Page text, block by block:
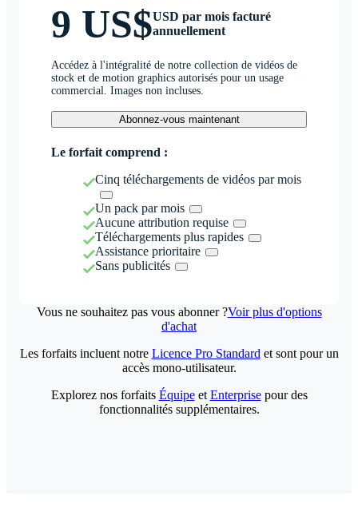
9 US$USD par mois facturé
annuellement
Accédez à l'intégralité de notre collection de vidéos de
stock et de motion graphics autorisés pour un usage
commercial. Images non incluses.
Abonnez-vous maintenant
Le forfait comprend :
Cinq téléchargements de vidéos par mois
Un pack par mois
Aucune attribution requise
Téléchargements plus rapides
Assistance prioritaire
Sans publicités
Vous ne souhaitez pas vous abonner ?Voir plus d'options
d'achat
Les forfaits incluent notre Licence Pro Standard et sont pour un
accès mono-utilisateur.
Explorez nos forfaits Équipeet Enterprisepour des
fonctionnalités supplémentaires.